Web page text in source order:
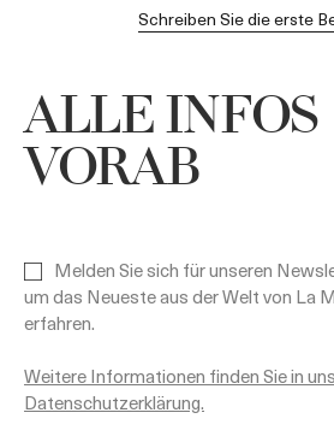
Schreiben Sie die erste
ALLE INFOS
VORAB
Melden Sie sich für unseren
um das Neueste aus der Welt von La
erfahren.
Weitere Informationen finden Sie in
Datenschutzerklärung.